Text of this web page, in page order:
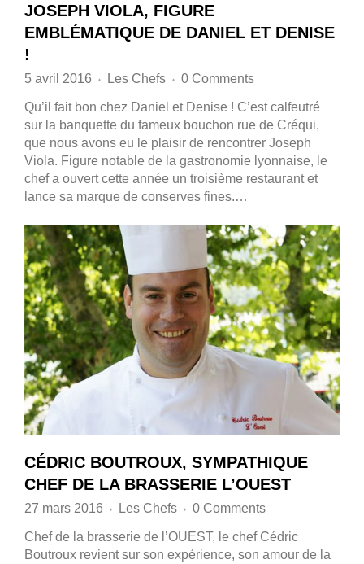
JOSEPH VIOLA, FIGURE
EMBLÉMATIQUE DE DANIEL ET DENISE
!
5 avril 2016 ♦ Les Chefs ♦ 0 Comments
Qu’il fait bon chez Daniel et Denise ! C’est calfeutré
sur la banquette du fameux bouchon rue de Créqui,
que nous avons eu le plaisir de rencontrer Joseph
Viola. Figure notable de la gastronomie lyonnaise, le
chef a ouvert cette année un troisième restaurant et
lance sa marque de conserves fines.…
CÉDRIC BOUTROUX, SYMPATHIQUE
CHEF DE LA BRASSERIE L’OUEST
27 mars 2016 ♦ Les Chefs ♦ 0 Comments
Chef de la brasserie de l’OUEST, le chef Cédric
Boutroux revient sur son expérience, son amour de la